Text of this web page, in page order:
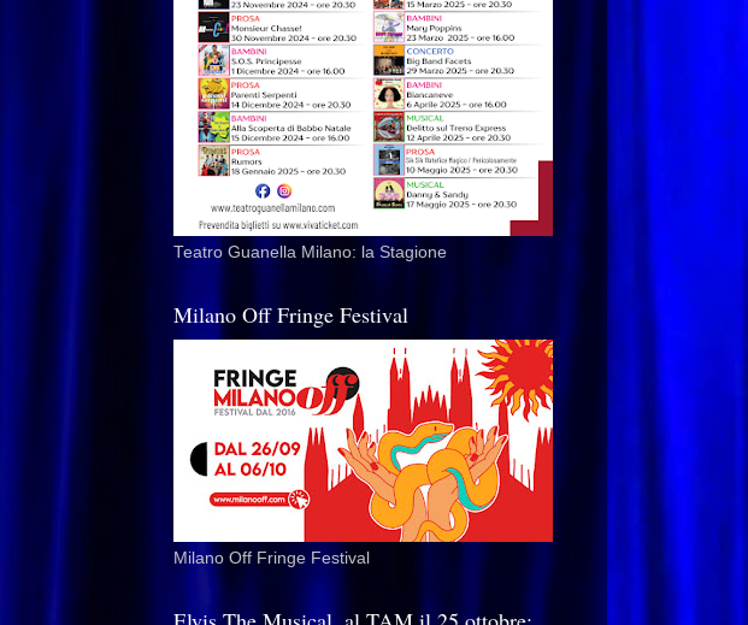
Teatro Guanella Milano: la Stagione
Milano Off Fringe Festival
Milano Off Fringe Festival